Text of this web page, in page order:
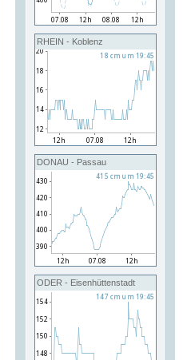
RHEIN - Koblenz
DONAU - Passau
ODER - Eisenhüttenstadt